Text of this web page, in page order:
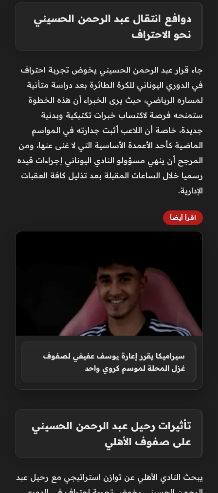
دوافع انتقال عبد الرحمن الحسيني
نحو الاحتراف
جاء قرار عبد الرحمن الحسيني يخوض تجربة احتراف
في الدوري اليوناني للكرة الطائرة بعد دراسة متأنية
لمساره الرياضي، حيث يرى الخبراء أن هذه الخطوة
ستمنحه فرصة لاكتساب خبرات تكتيكية وبدنية
جديدة، خاصة أن اللاعب أثبت جدارته في المواسم
الماضية كأحد الأعمدة الأساسية التي لا غنى عنها، ومن
المرجح أن ينهي مسؤولو النادي اليوناني إجراءات قيده
رسميا خلال الساعات المقبلة بعد تذليل كافة العقبات
الإدارية.
اقرأ أيضاً
سيراميكا يقرر إعارة يوسف عفيفي لصفوف
غزل المحلة لموسم كروي واحد
تأثيرات رحيل عبد الرحمن الحسيني
على صفوف الأهلي
يبحث النادي الأهلي عن توازن استراتيجي مع رحيل عبد